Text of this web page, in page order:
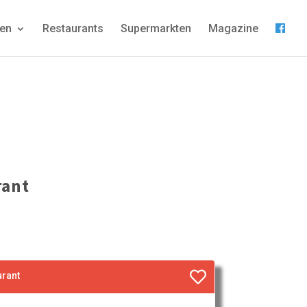
Restaurants Supermarkten Magazine